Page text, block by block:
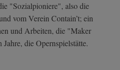
"Sozialpioniere", also die
vom Verein Contain’t; ein
und Arbeiten, die "Maker
die Opernspielstätte.